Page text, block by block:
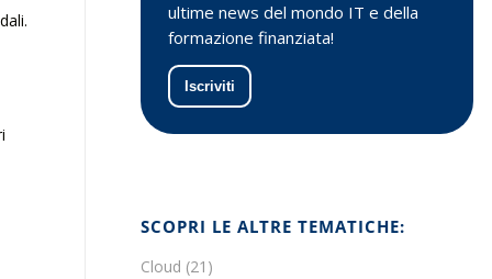
ultime news del mondo IT e della
formazione finanziata!
Iscriviti
SCOPRI LE ALTRE TEMATICHE:
Cloud (21)